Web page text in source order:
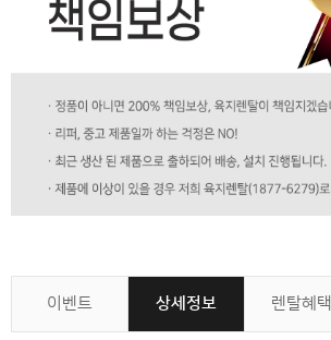
이벤트 상세정보 렌탈혜택